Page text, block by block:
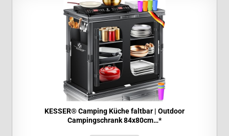
KESSER® Camping Küche faltbar | Outdoor
Campingschrank 84x80cm…*